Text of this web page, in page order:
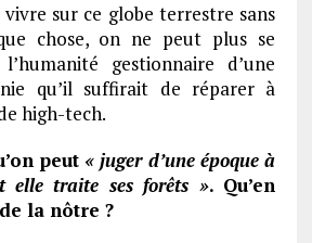
sur ce globe terrestre sans
chose, on ne peut plus se
gestionnaire d’une
qu’il suffirait de réparer à
high-tech.
peut « juger d’une époque à
elle traite ses forêts ». Qu’en
la nôtre ?